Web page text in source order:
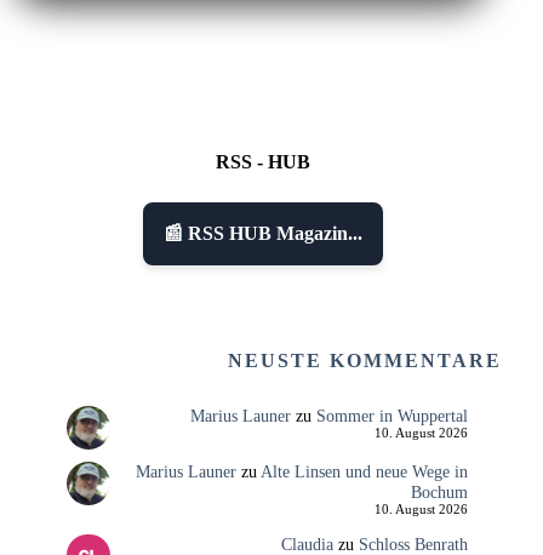
RSS - HUB
📰 RSS HUB Magazin...
NEUSTE KOMMENTARE
Marius Launerzu Sommer in Wuppertal
10. August 2026
Marius LaunerzuAlte Linsen und neue Wege in
Bochum
10. August 2026
Claudiazu Schloss Benrath